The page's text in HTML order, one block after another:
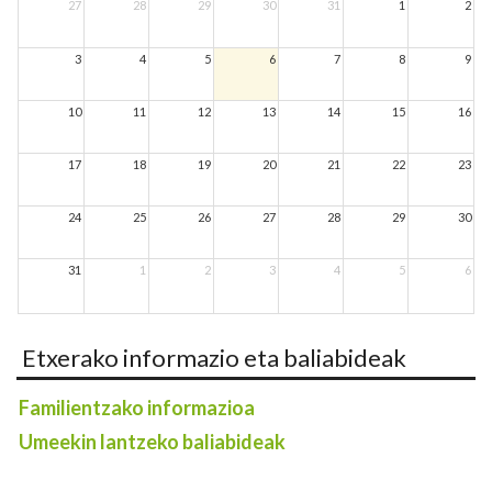
27
28 29 30 31 1 2
3 4 5 6 7 8 9
10 11 12 13 14 15 16
17 18 19 20 21 22 23
24 25 26 27 28 29 30
31 1 2 3 4 5 6
Etxerako informazio eta baliabideak
Familientzako informazioa
Umeekin lantzeko baliabideak